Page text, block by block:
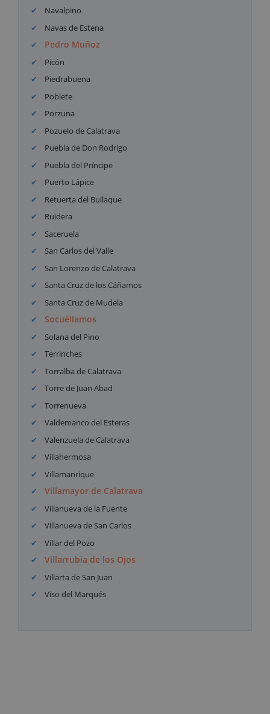
Navalpino
Navas de Estena
Pedro Muñoz
Picón
Piedrabuena
Poblete
Porzuna
Pozuelo de Calatrava
Puebla de Don Rodrigo
Puebla del Príncipe
Puerto Lápice
Retuerta del Bullaque
Ruidera
Saceruela
San Carlos del Valle
San Lorenzo de Calatrava
Santa Cruz de los Cáñamos
Santa Cruz de Mudela
Socuéllamos
Solana del Pino
Terrinches
Torralba de Calatrava
Torre de Juan Abad
Torrenueva
Valdemanco del Esteras
Valenzuela de Calatrava
Villahermosa
Villamanrique
Villamayor de Calatrava
Villanueva de la Fuente
Villanueva de San Carlos
Villar del Pozo
Villarrubia de los Ojos
Villarta de San Juan
Viso del Marqués